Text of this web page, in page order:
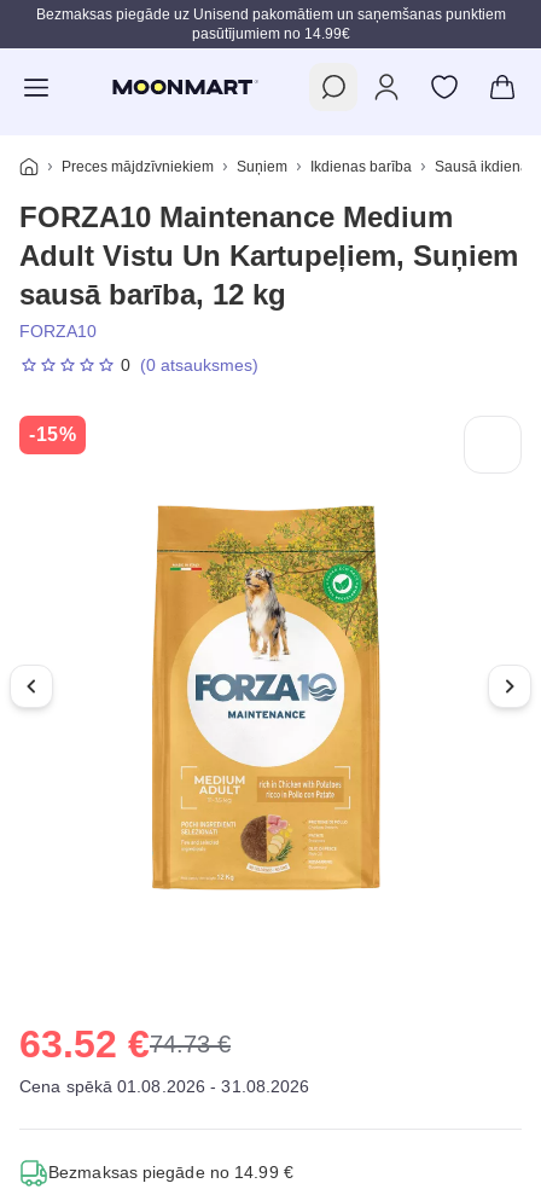
Pāriet uz galveno saturu
Bezmaksas piegāde uz Unisend pakomātiem un saņemšanas punktiem
pasūtījumiem no 14.99€
Preces mājdzīvniekiem Suņiem Ikdienas barība Sausā ikdienas
FORZA10 Maintenance Medium
Adult Vistu Un Kartupeļiem, Suņiem
sausā barība, 12 kg
FORZA10
0 (0 atsauksmes)
-15%
63.52 €74.73 €
Cena spēkā 01.08.2026 - 31.08.2026
Bezmaksas piegāde no 14.99 €